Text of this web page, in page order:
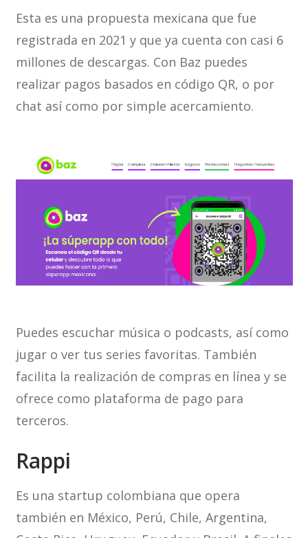
Esta es una propuesta mexicana que fue
registrada en 2021 y que ya cuenta con casi 6
millones de descargas. Con Baz puedes
realizar pagos basados en código QR, o por
chat así como por simple acercamiento.
Puedes escuchar música o podcasts, así como
jugar o ver tus series favoritas. También
facilita la realización de compras en línea y se
ofrece como plataforma de pago para
terceros.
Rappi
Es una startup colombiana que opera
también en México, Perú, Chile, Argentina,